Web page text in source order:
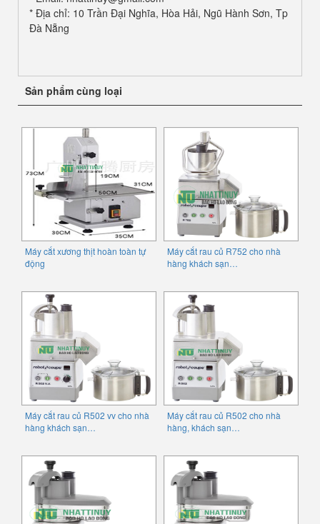
* Địa chỉ: 10 Trần Đại Nghĩa, Hòa Hải, Ngũ Hành Sơn, Tp
Đà Nẵng
Sản phẩm cùng loại
Máy cắt xương thịt hoàn toàn tự
động
Máy cắt rau củ R752 cho nhà
hàng khách sạn…
Máy cắt rau củ R502 vv cho nhà
hàng khách sạn…
Máy cắt rau củ R502 cho nhà
hàng, khách sạn…